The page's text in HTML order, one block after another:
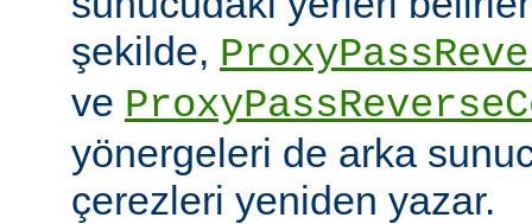
şekilde,
ve
yönergeleri de arka
çerezleri yeniden yazar.